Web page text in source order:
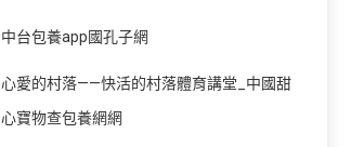
中台包養app國孔子網
心愛的村落——快活的村落體育講堂_中國甜
心寶物查包養網網